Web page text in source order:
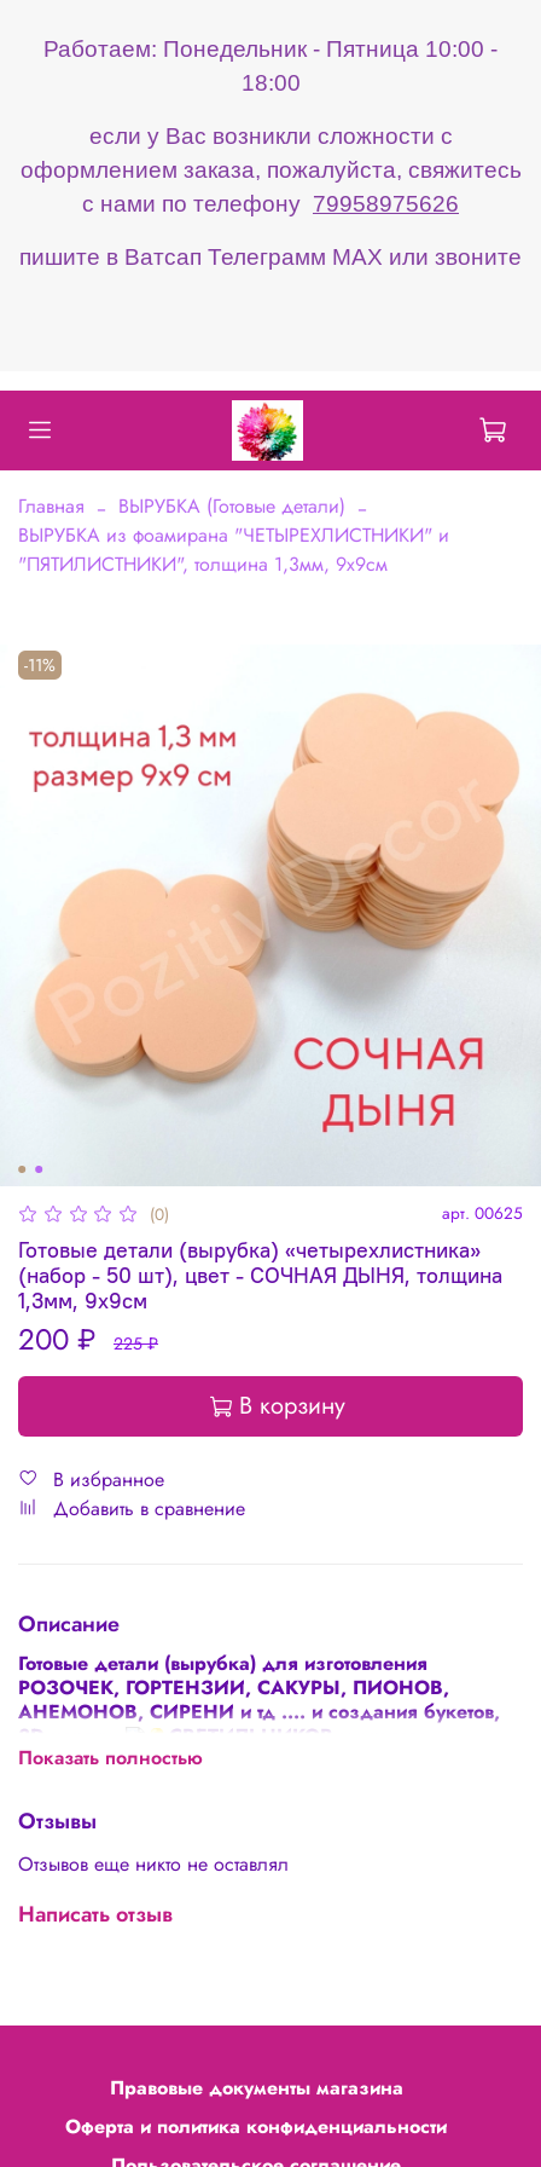
Работаем: Понедельник - Пятница 10:00 -
18:00
если у Вас возникли сложности с
оформлением заказа, пожалуйста, свяжитесь
с нами по телефону 79958975626
пишите в Ватсап Телеграмм МАХ или звоните
Главная
ВЫРУБКА (Готовые детали)
ВЫРУБКА из фоамирана "ЧЕТЫРЕХЛИСТНИКИ" и
"ПЯТИЛИСТНИКИ", толщина 1,3мм, 9х9см
-11%
(0) арт. 00625
Готовые детали (вырубка) «четырехлистника»
(набор - 50 шт), цвет - СОЧНАЯ ДЫНЯ, толщина
1,3мм, 9х9см
200 ₽ 225 ₽
В корзину
В избранное
Добавить в сравнение
Описание
Готовые детали (вырубка) для изготовления
РОЗОЧЕК, ГОРТЕНЗИИ, САКУРЫ, ПИОНОВ,
АНЕМОНОВ, СИРЕНИ и тд .... и создания букетов,
3D картин ,
СВЕТИЛЬНИКОВ и другого
различного декора!
Размер деталей 9х9 см
Толщина 1,3мм
Показать полностью
Отзывы
Отзывов еще никто не оставлял
Написать отзыв
Правовые документы магазина
Оферта и политика конфиденциальности